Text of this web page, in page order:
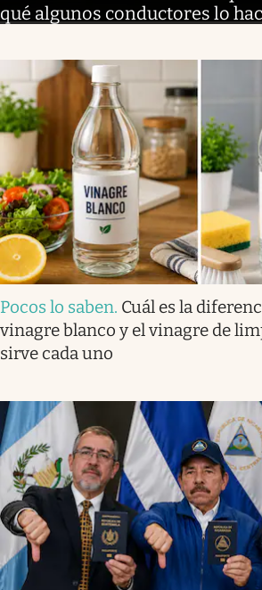
qué algunos conductores lo
Pocos lo saben. Cuál es la
vinagre blanco y el vinagre de
sirve cada uno